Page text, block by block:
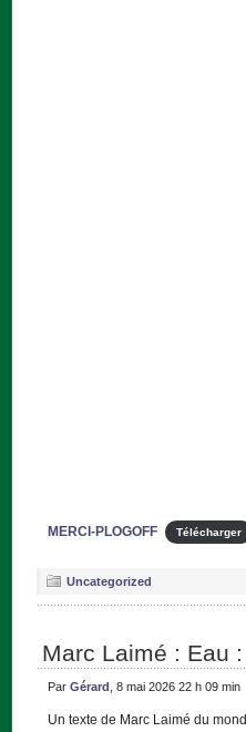
MERCI-PLOGOFF Télécharger
Uncategorized
Marc Laimé : Eau
Par Gérard , 8 mai 2026 22 h 09 min
Un texte de Marc Laimé du